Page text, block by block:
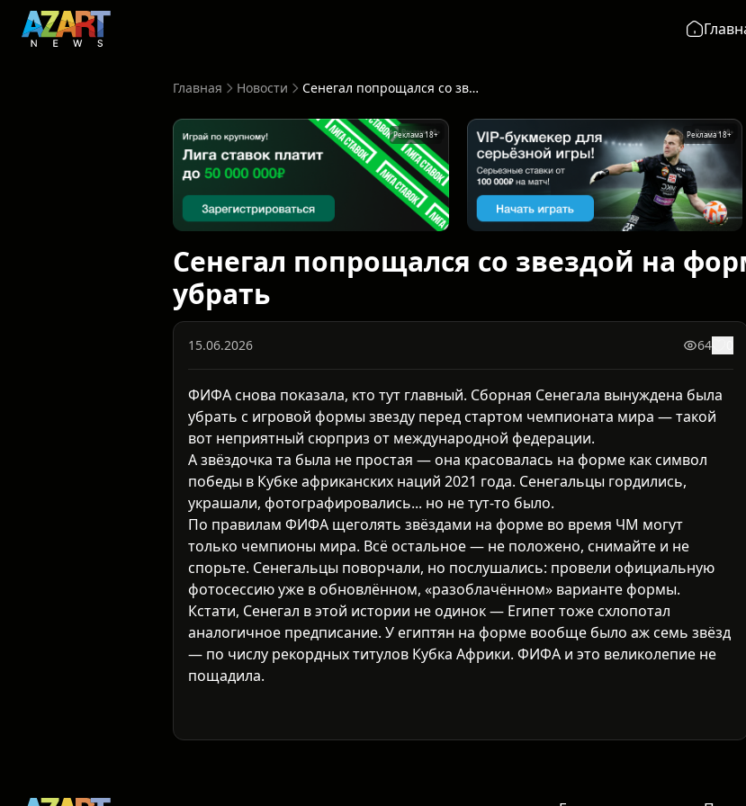
Главная Новости Сенегал попрощался со звездой на форме — ФИФА велела убрать
Реклама 18+ Реклама 18+
Сенегал попрощался со звездой на
убрать
15.06.2026 64
ФИФА снова показала, кто тут главный. Сборная Сенегала вынуждена была
убрать с игровой формы звезду перед стартом чемпионата мира — такой
вот неприятный сюрприз от международной федерации.
А звёздочка та была не простая — она красовалась на форме как символ
победы в Кубке африканских наций 2021 года. Сенегальцы гордились,
украшали, фотографировались... но не тут-то было.
По правилам ФИФА щеголять звёздами на форме во время ЧМ могут
только чемпионы мира. Всё остальное — не положено, снимайте и не
спорьте. Сенегальцы поворчали, но послушались: провели официальную
фотосессию уже в обновлённом, «разоблачённом» варианте формы.
Кстати, Сенегал в этой истории не одинок — Египет тоже схлопотал
аналогичное предписание. У египтян на форме вообще было аж семь звёзд
— по числу рекордных титулов Кубка Африки. ФИФА и это великолепие не
пощадила.